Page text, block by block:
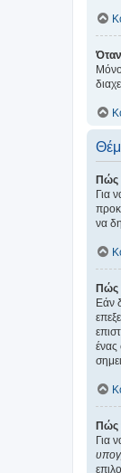
Πώς
Για
να
Πώς
Εάν
ένας
Πώς
Για